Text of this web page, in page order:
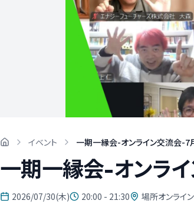
イベント 一期一縁会-オンライン交流会-7
一期一縁会-オンラ
2026/07/30(木) 20:00 - 21:30 場所オンライン